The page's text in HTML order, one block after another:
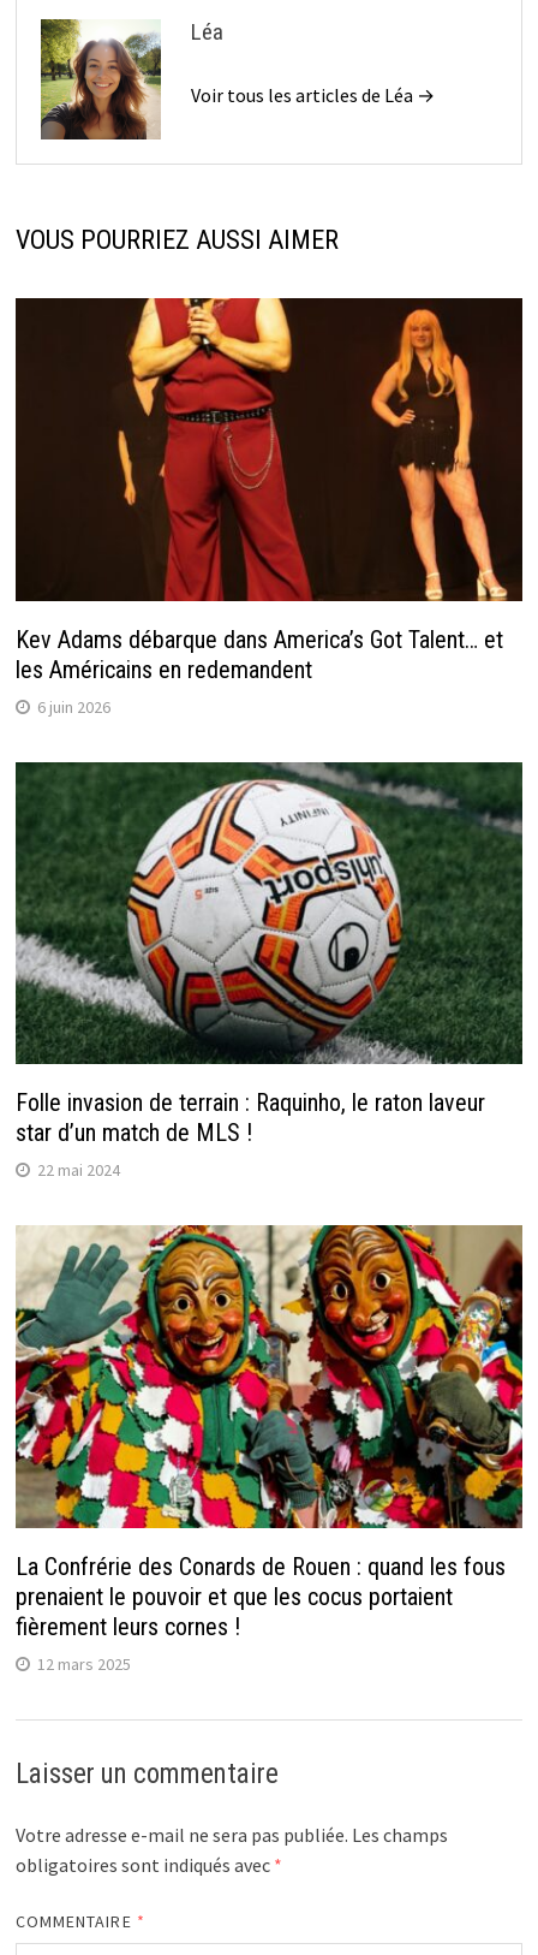
Léa
Voir tous les articles de Léa →
VOUS POURRIEZ AUSSI AIMER
Kev Adams débarque dans America’s Got Talent… et
les Américains en redemandent
6 juin 2026
Folle invasion de terrain : Raquinho, le raton laveur
star d’un match de MLS !
22 mai 2024
La Confrérie des Conards de Rouen : quand les fous
prenaient le pouvoir et que les cocus portaient
fièrement leurs cornes !
12 mars 2025
Laisser un commentaire
Votre adresse e-mail ne sera pas publiée. Les champs
obligatoires sont indiqués avec *
COMMENTAIRE *